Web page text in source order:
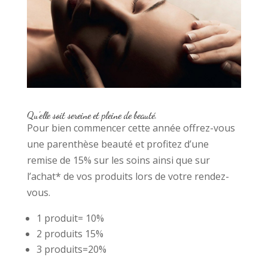
Qu’elle soit sereine et pleine de beauté.
Pour bien commencer cette année offrez-vous
une parenthèse beauté et profitez d’une
remise de 15% sur les soins ainsi que sur
l’achat* de vos produits lors de votre rendez-
vous.
1 produit= 10%
2 produits 15%
3 produits=20%